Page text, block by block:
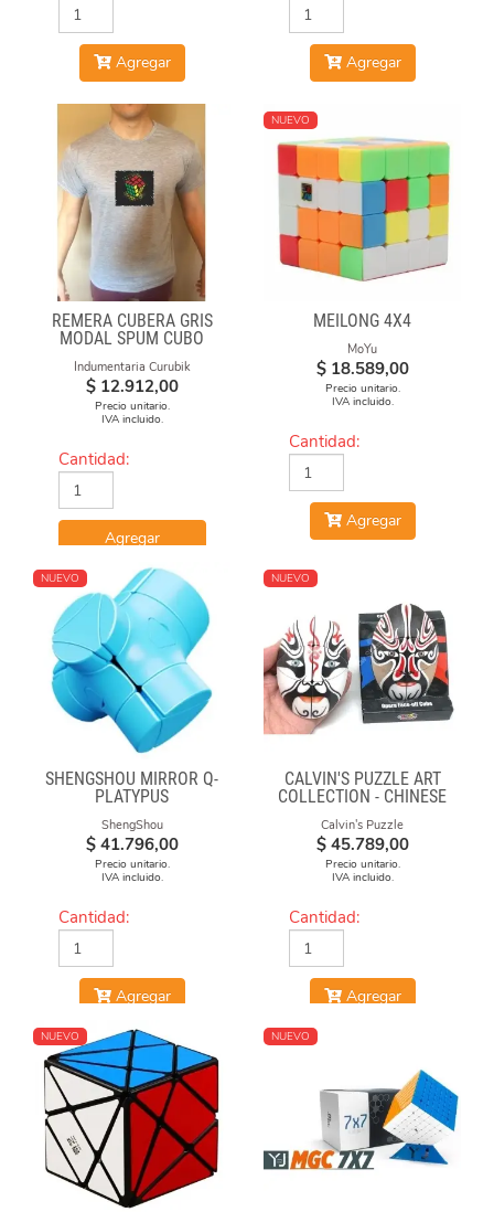
Agregar Agregar
REMERA CUBERA GRIS
MODAL SPUM CUBO
Indumentaria Curubik
$ 12.912,00
Precio unitario.
IVA incluido.
Cantidad:
Agregar
NUEVO
MEILONG 4X4
MoYu
$ 18.589,00
Precio unitario.
IVA incluido.
Cantidad:
Agregar
NUEVO
SHENGSHOU MIRROR Q-
PLATYPUS
ShengShou
$ 41.796,00
Precio unitario.
IVA incluido.
Cantidad:
Agregar
NUEVO
CALVIN'S PUZZLE ART
COLLECTION - CHINESE
OPERA FACE-OFF CUBE
(BLACK & WHITE MASKS)
Calvin's Puzzle
$ 45.789,00
Precio unitario.
IVA incluido.
Cantidad:
Agregar
NUEVO NUEVO